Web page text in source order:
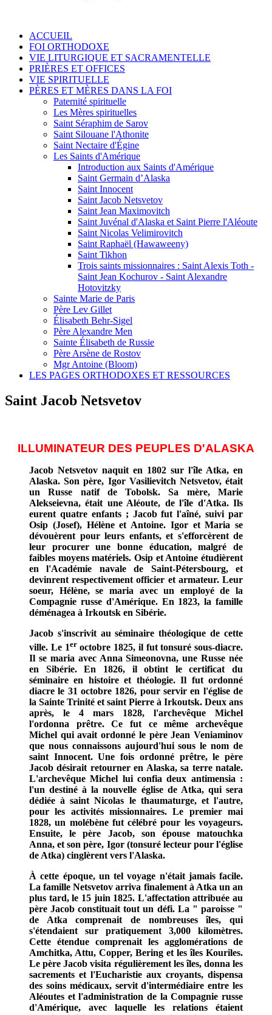
ACCUEIL
FOI ORTHODOXE
VIE LITURGIQUE ET SACRAMENTELLE
PRIÈRES ET OFFICES
VIE SPIRITUELLE
PÈRES ET MÈRES DANS LA FOI
Paternité spirituelle
Les Mères spirituelles
Saint Séraphim de Sarov
Saint Silouane l'Athonite
Saint Nectaire d'Égine
Les Saints d'Amérique
Introduction aux Saints d'Amérique
Saint Germain d’Alaska
Saint Innocent
Saint Jacob Netsvetov
Saint Jean Maximovitch
Saint Juvénal d'Alaska et Saint Pierre l'Aléoute
Saint Nicolas Velimirovitch
Saint Raphaël (Hawaweeny)
Saint Tikhon
Trois saints missionnaires : Saint Alexis Toth -
Saint Jean Kochurov - Saint Alexandre
Hotovitzky
Sainte Marie de Paris
Père Lev Gillet
Élisabeth Behr-Sigel
Père Alexandre Men
Sainte Élisabeth de Russie
Père Arsène de Rostov
Mgr Antoine (Bloom)
LES PAGES ORTHODOXES ET RESSOURCES
Saint Jacob Netsvetov
ILLUMINATEUR DES PEUPLES D'ALASKA
Jacob Netsvetov naquit en 1802 sur l'île Atka, en
Alaska. Son père, Igor Vasilievitch Netsvetov, était
un Russe natif de Tobolsk. Sa mère, Marie
Alekseievna, était une Aléoute, de l'île d'Atka. Ils
eurent quatre enfants ; Jacob fut l'aîné, suivi par
Osip (Josef), Hélène et Antoine. Igor et Maria se
dévouèrent pour leurs enfants, et s'efforcèrent de
leur procurer une bonne éducation, malgré de
faibles moyens matériels. Osip et Antoine étudièrent
en l'Académie navale de Saint-Pétersbourg, et
devinrent respectivement officier et armateur. Leur
soeur, Hélène, se maria avec un employé de la
Compagnie russe d'Amérique. En 1823, la famille
déménagea à Irkoutsk en Sibérie.
Jacob s'inscrivit au séminaire théologique de cette
ville. Le 1eroctobre 1825, il fut tonsuré sous-diacre.
Il se maria avec Anna Simeonovna, une Russe née
en Sibérie. En 1826, il obtint le certificat du
séminaire en histoire et théologie. Il fut ordonné
diacre le 31 octobre 1826, pour servir en l'église de
la Sainte Trinité et saint Pierre à Irkoutsk. Deux ans
après, le 4 mars 1828, l'archevêque Michel
l'ordonna prêtre. Ce fut ce même archevêque
Michel qui avait ordonné le père Jean Veniaminov
que nous connaissons aujourd'hui sous le nom de
saint Innocent. Une fois ordonné prêtre, le père
Jacob désirait retourner en Alaska, sa terre natale.
L'archevêque Michel lui confia deux antimensia :
l'un destiné à la nouvelle église de Atka, qui sera
dédiée à saint Nicolas le thaumaturge, et l'autre,
pour les activités missionnaires. Le premier mai
1828, un molébène fut célébré pour les voyageurs.
Ensuite, le père Jacob, son épouse matouchka
Anna, et son père, Igor (tonsuré lecteur pour l'église
de Atka) cinglèrent vers l'Alaska.
À cette époque, un tel voyage n'était jamais facile.
La famille Netsvetov arriva finalement à Atka un an
plus tard, le 15 juin 1825. L'affectation attribuée au
père Jacob constituait tout un défi. La " paroisse "
de Atka comprenait de nombreuses îles, qui
s'étendaient sur pratiquement 3,000 kilomètres.
Cette étendue comprenait les agglomérations de
Amchitka, Attu, Copper, Bering et les îles Kouriles.
Le père Jacob visita régulièrement les îles, donna les
sacrements et l'Eucharistie aux croyants, dispensa
des soins médicaux, servit d'intermédiaire entre les
Aléoutes et l'administration de la Compagnie russe
d'Amérique, avec laquelle les relations étaient